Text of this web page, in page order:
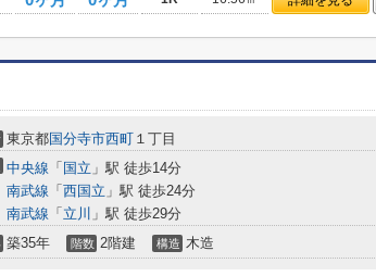
東京都国分寺市西町 １丁目
中央線 「 国立 」駅 徒歩14分
南武線 「 西国立 」駅 徒歩24分
南武線 「 立川 」駅 徒歩29分
築35年 階数 2階建 構造 木造